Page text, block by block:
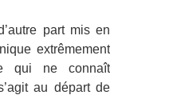
part mis en
extrêmement
qui ne connaît
au départ de